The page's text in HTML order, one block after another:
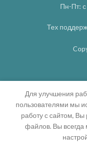
Пн-Пт:
Тех
Для улучшения
пользователями мы
работу с сайтом,
файлов. Вы всегда